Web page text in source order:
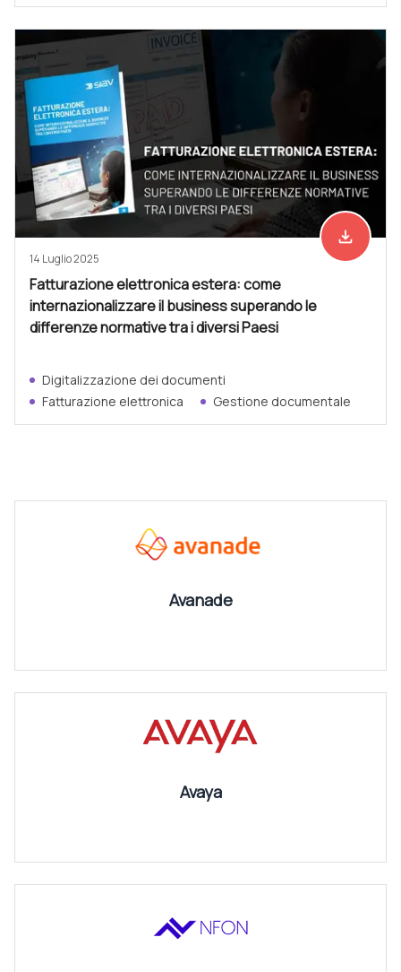
Scarica
file_download
14 Luglio 2025
Fatturazione elettronica estera: come
internazionalizzare il business superando le
differenze normative tra i diversi Paesi
Digitalizzazione dei documenti
Fatturazione elettronica
Gestione documentale
Avanade
Avaya